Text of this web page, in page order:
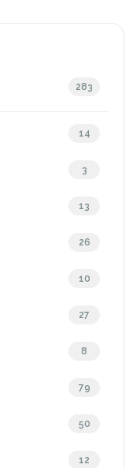
283
14
3
13
26
10
27
8
79
50
12